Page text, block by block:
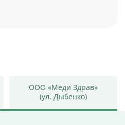
ООО «Меди Здрав»
(ул. Дыбенко)